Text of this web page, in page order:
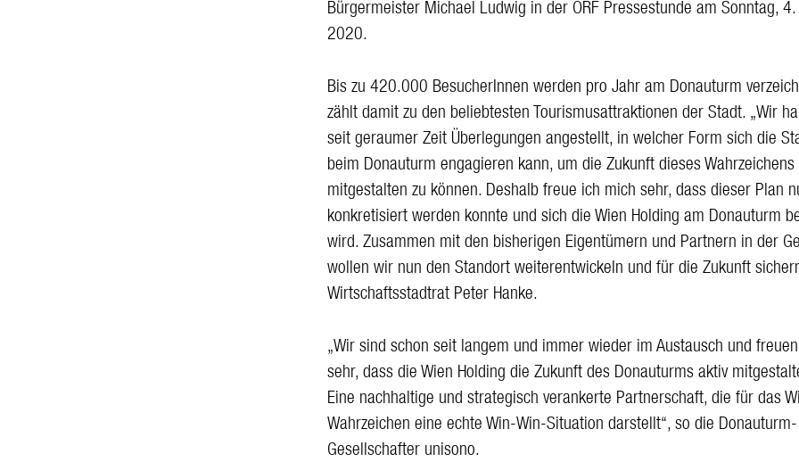
Bürgermeister Michael Ludwig in der ORF Pressestunde am Sonntag, 4.
2020.
Bis zu 420.000 BesucherInnen werden pro Jahr am Donauturm
zählt damit zu den beliebtesten Tourismusattraktionen der Stadt. „Wir
seit geraumer Zeit Überlegungen angestellt, in welcher Form sich die
beim Donauturm engagieren kann, um die Zukunft dieses
mitgestalten zu können. Deshalb freue ich mich sehr, dass dieser Plan
konkretisiert werden konnte und sich die Wien Holding am Donauturm
wird. Zusammen mit den bisherigen Eigentümern und Partnern in der
wollen wir nun den Standort weiterentwickeln und für die Zukunft
Wirtschaftsstadtrat Peter Hanke.
„Wir sind schon seit langem und immer wieder im Austausch und
sehr, dass die Wien Holding die Zukunft des Donauturms aktiv
Eine nachhaltige und strategisch verankerte Partnerschaft, die für das
Wahrzeichen eine echte Win-Win-Situation darstellt“, so die Donauturm-
Gesellschafter unisono.